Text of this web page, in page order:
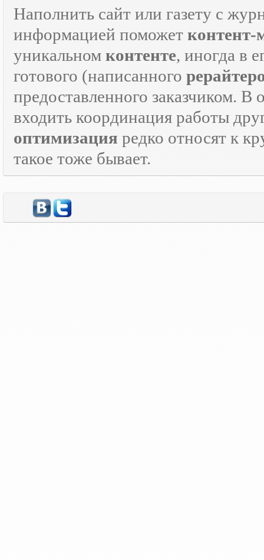
Наполнить сайт или газету с
информацией поможет контент-
уникальном контенте, иногда в
готового (написанного
предоставленного заказчиком. В
входить координация работы
оптимизация редко относят к
такое тоже бывает.